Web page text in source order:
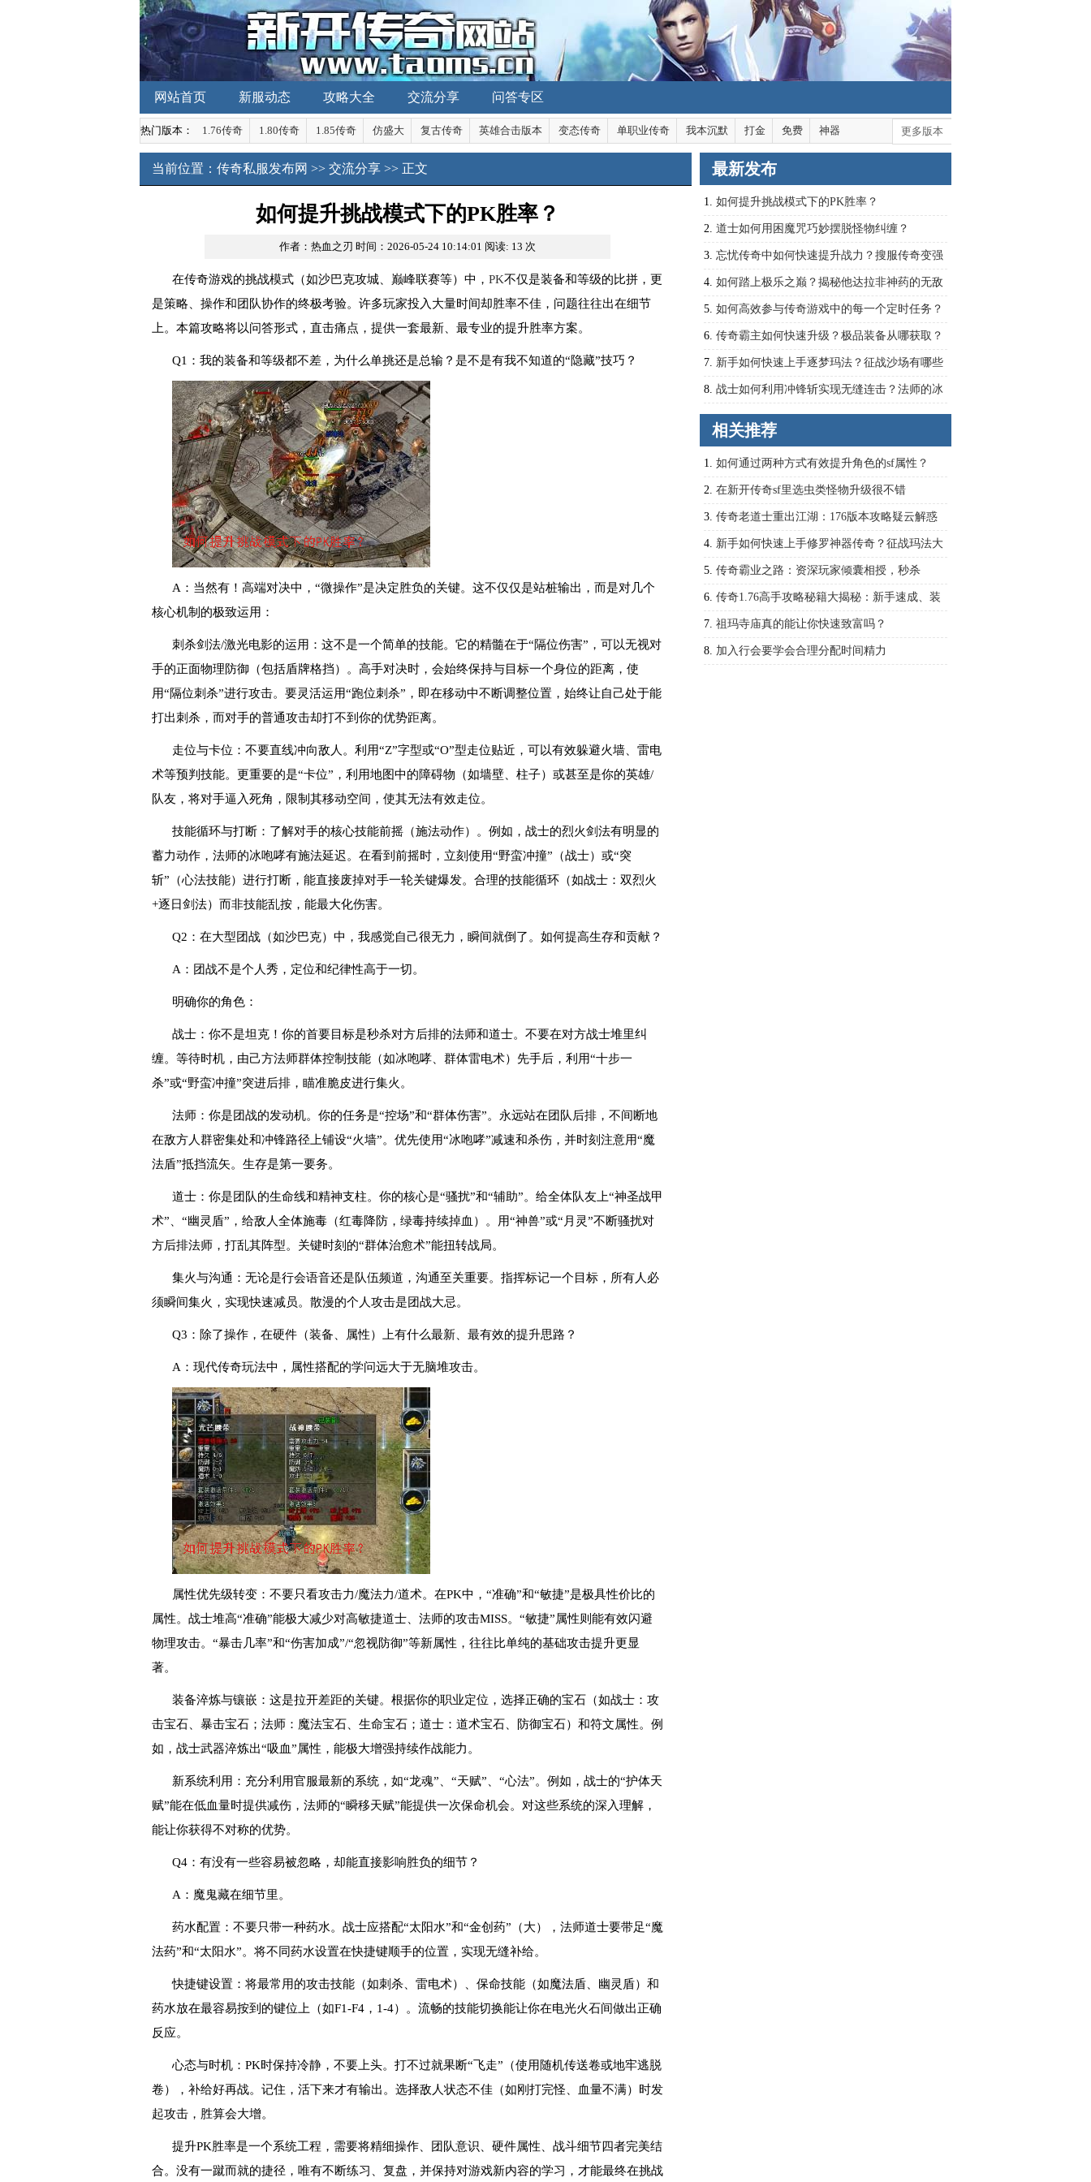
网站首页 新服动态 攻略大全 交流分享 问答专区
热门版本： 1.76传奇 1.80传奇 1.85传奇 仿盛大 复古传奇 英雄合击版本 变态传奇 单职业传奇 我本沉默 打金 免费 神器 更多版本
当前位置： 传奇私服发布网 >> 交流分享 >> 正文
如何提升挑战模式下的PK胜率？
作者：热血之刃 时间：2026-05-24 10:14:01 阅读: 13 次
在传奇游戏的挑战模式（如沙巴克攻城、巅峰联赛等）中， PK不仅是装备和等级的比拼，更
是策略、操作和团队协作的终极考验。许多玩家投入大量时间却胜率不佳，问题往往出在细节
上。本篇攻略将以问答形式，直击痛点，提供一套最新、最专业的提升胜率方案。
Q1：我的装备和等级都不差，为什么单挑还是总输？是不是有我不知道的“隐藏”技巧？
A：当然有！高端对决中，“微操作”是决定胜负的关键。这不仅仅是站桩输出，而是对几个
核心机制的极致运用：
刺杀剑法/激光电影的运用：这不是一个简单的技能。它的精髓在于“隔位伤害”，可以无视对
手的正面物理防御（包括盾牌格挡）。高手对决时，会始终保持与目标一个身位的距离，使
用“隔位刺杀”进行攻击。要灵活运用“跑位刺杀”，即在移动中不断调整位置，始终让自己处于能
打出刺杀，而对手的普通攻击却打不到你的优势距离。
走位与卡位：不要直线冲向敌人。利用“Z”字型或“O”型走位贴近，可以有效躲避火墙、雷电
术等预判技能。更重要的是“卡位”，利用地图中的障碍物（如墙壁、柱子）或甚至是你的英雄/
队友，将对手逼入死角，限制其移动空间，使其无法有效走位。
技能循环与打断：了解对手的核心技能前摇（施法动作）。例如，战士的烈火剑法有明显的
蓄力动作，法师的冰咆哮有施法延迟。在看到前摇时，立刻使用“野蛮冲撞”（战士）或“突
斩”（心法技能）进行打断，能直接废掉对手一轮关键爆发。合理的技能循环（如战士：双烈火
+逐日剑法）而非技能乱按，能最大化伤害。
Q2：在大型团战（如沙巴克）中，我感觉自己很无力，瞬间就倒了。如何提高生存和贡献？
A：团战不是个人秀，定位和纪律性高于一切。
明确你的角色：
战士：你不是坦克！你的首要目标是秒杀对方后排的法师和道士。不要在对方战士堆里纠
缠。等待时机，由己方法师群体控制技能（如冰咆哮、群体雷电术）先手后，利用“十步一
杀”或“野蛮冲撞”突进后排，瞄准脆皮进行集火。
法师：你是团战的发动机。你的任务是“控场”和“群体伤害”。永远站在团队后排，不间断地
在敌方人群密集处和冲锋路径上铺设“火墙”。优先使用“冰咆哮”减速和杀伤，并时刻注意用“魔
法盾”抵挡流矢。生存是第一要务。
道士：你是团队的生命线和精神支柱。你的核心是“骚扰”和“辅助”。给全体队友上“神圣战甲
术”、“幽灵盾”，给敌人全体施毒（红毒降防，绿毒持续掉血）。用“神兽”或“月灵”不断骚扰对
方后排法师，打乱其阵型。关键时刻的“群体治愈术”能扭转战局。
集火与沟通：无论是行会语音还是队伍频道，沟通至关重要。指挥标记一个目标，所有人必
须瞬间集火，实现快速减员。散漫的个人攻击是团战大忌。
Q3：除了操作，在硬件（装备、属性）上有什么最新、最有效的提升思路？
A：现代传奇玩法中，属性搭配的学问远大于无脑堆攻击。
属性优先级转变：不要只看攻击力/魔法力/道术。在PK中，“准确”和“敏捷”是极具性价比的
属性。战士堆高“准确”能极大减少对高敏捷道士、法师的攻击MISS。“敏捷”属性则能有效闪避
物理攻击。“暴击几率”和“伤害加成”/“忽视防御”等新属性，往往比单纯的基础攻击提升更显
著。
装备淬炼与镶嵌：这是拉开差距的关键。根据你的职业定位，选择正确的宝石（如战士：攻
击宝石、暴击宝石；法师：魔法宝石、生命宝石；道士：道术宝石、防御宝石）和符文属性。例
如，战士武器淬炼出“吸血”属性，能极大增强持续作战能力。
新系统利用：充分利用官服最新的系统，如“龙魂”、“天赋”、“心法”。例如，战士的“护体天
赋”能在低血量时提供减伤，法师的“瞬移天赋”能提供一次保命机会。对这些系统的深入理解，
能让你获得不对称的优势。
Q4：有没有一些容易被忽略，却能直接影响胜负的细节？
A：魔鬼藏在细节里。
药水配置：不要只带一种药水。战士应搭配“太阳水”和“金创药”（大），法师道士要带足“魔
法药”和“太阳水”。将不同药水设置在快捷键顺手的位置，实现无缝补给。
快捷键设置：将最常用的攻击技能（如刺杀、雷电术）、保命技能（如魔法盾、幽灵盾）和
药水放在最容易按到的键位上（如F1-F4，1-4）。流畅的技能切换能让你在电光火石间做出正确
反应。
心态与时机：PK时保持冷静，不要上头。打不过就果断“飞走”（使用随机传送卷或地牢逃脱
卷），补给好再战。记住，活下来才有输出。选择敌人状态不佳（如刚打完怪、血量不满）时发
起攻击，胜算会大增。
提升PK胜率是一个系统工程，需要将精细操作、团队意识、硬件属性、战斗细节四者完美结
合。没有一蹴而就的捷径，唯有不断练习、复盘，并保持对游戏新内容的学习，才能最终在挑战
最新发布
1. 如何提升挑战模式下的PK胜率？
2. 道士如何用困魔咒巧妙摆脱怪物纠缠？
3. 忘忧传奇中如何快速提升战力？搜服传奇变强
攻略全解析
4. 如何踏上极乐之巅？揭秘他达拉非神药的无敌
攻略
5. 如何高效参与传奇游戏中的每一个定时任务？
6. 传奇霸主如何快速升级？极品装备从哪获取？
技能加点有何秘诀？
7. 新手如何快速上手逐梦玛法？征战沙场有哪些
必备技巧？
8. 战士如何利用冲锋斩实现无缝连击？法师的冰
火双修如何最大化范围伤害？刺客的背刺暴击流
有哪些实战要点？
相关推荐
1. 如何通过两种方式有效提升角色的sf属性？
2. 在新开传奇sf里选虫类怪物升级很不错
3. 传奇老道士重出江湖：176版本攻略疑云解惑
4. 新手如何快速上手修罗神器传奇？征战玛法大
陆有哪些必备秘笈？
5. 传奇霸业之路：资深玩家倾囊相授，秒杀
BOSS秘笈大公开
6. 传奇1.76高手攻略秘籍大揭秘：新手速成、装
备爆率、BOSS攻略全解析
7. 祖玛寺庙真的能让你快速致富吗？
8. 加入行会要学会合理分配时间精力